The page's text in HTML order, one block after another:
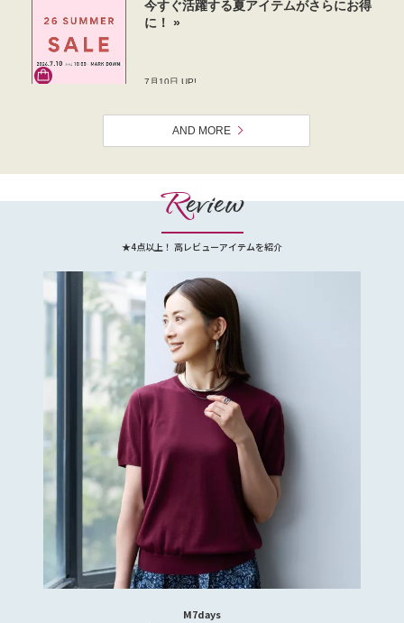
AND MORE
Review
★4点以上！ 高レビューアイテムを紹介
M7days